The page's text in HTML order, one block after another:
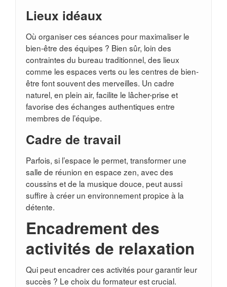
Lieux idéaux
Où organiser ces séances pour maximaliser le
bien-être des équipes ? Bien sûr, loin des
contraintes du bureau traditionnel, des lieux
comme les espaces verts ou les centres de bien-
être font souvent des merveilles. Un cadre
naturel, en plein air, facilite le lâcher-prise et
favorise des échanges authentiques entre
membres de l’équipe.
Cadre de travail
Parfois, si l’espace le permet, transformer une
salle de réunion en espace zen, avec des
coussins et de la musique douce, peut aussi
suffire à créer un environnement propice à la
détente.
Encadrement des
activités de relaxation
Qui peut encadrer ces activités pour garantir leur
succès ? Le choix du formateur est crucial.